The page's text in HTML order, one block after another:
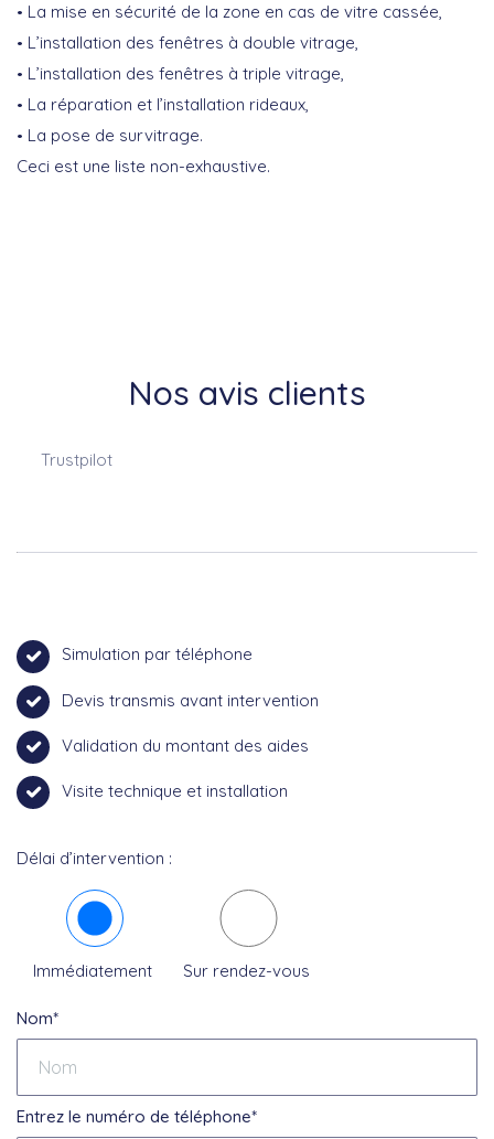
La mise en sécurité de la zone en cas de vitre cassée,
L’installation des fenêtres à double vitrage,
L’installation des fenêtres à triple vitrage,
La réparation et l’installation rideaux,
La pose de survitrage.
Ceci est une liste non-exhaustive.
Nos avis clients
Trustpilot
Simulation par téléphone
Devis transmis avant intervention
Validation du montant des aides
Visite technique et installation
Délai d’intervention :
Immédiatement Sur rendez-vous
Nom*
Entrez le numéro de téléphone*